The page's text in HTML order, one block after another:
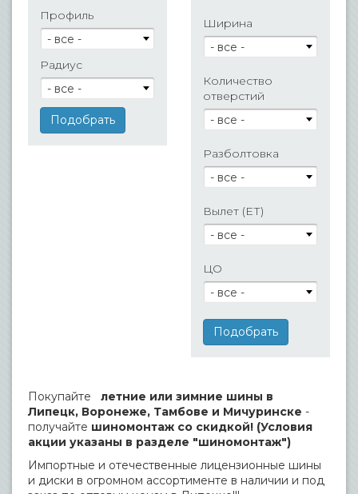
Профиль
- все -
Радиус
- все -
Ширина
- все -
Количество
отверстий
- все -
Разболтовка
- все -
Вылет (ЕТ)
- все -
ЦО
- все -
Покупайте
летние или зимние шины в
Липецк, Воронеже, Тамбове и Мичуринске -
получайте шиномонтаж со скидкой! (Условия
акции указаны в разделе "шиномонтаж")
Импортные и отечественные лицензионные шины
и диски в огромном ассортименте в наличии и под